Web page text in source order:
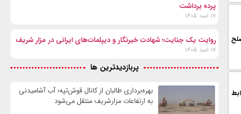
پرده برداشت
۱۷ اسد ۱۴۰۵
روایت یک جنایت؛ شهادت خبرنگار و دیپلمات‌های ایرانی در مزار شریف
۱۷ اسد ۱۴۰۵
پربازدیدترین ها
بهره‌برداری طالبان از کانال قوش‌تپه؛ آب آشامیدنی
به ارتفاعات مزارشریف منتقل می‌شود